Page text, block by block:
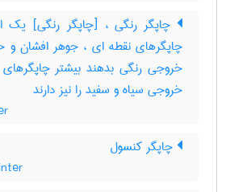
چاپگر رنگی ، [چاپگر رنگی] یک
چاپگرهای نقطه ای ، جوهر افشان و
خروجی رنگی بدهند بیشتر چاپگرهای
خروجی سیاه و سفید را نیز دارند
چاپگر کنسول